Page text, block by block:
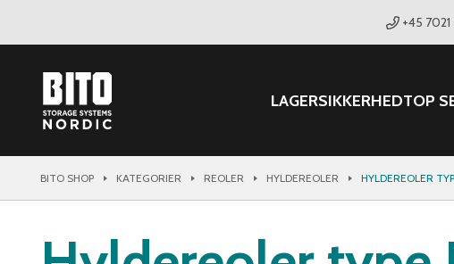
+45 7021
LAGERSIKKERHEDTOP
BITO SHOP KATEGORIER REOLER HYLDEREOLER HYLDEREOLER